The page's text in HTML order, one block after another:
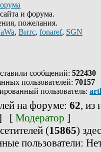
и форума.
пожелания.
, Витс, fonaref, SGN
сообщений: 522430
пользователей: 70157
пользователь:
на форуме: 62, из
[ Модератор ]
(15865)
пользователи: